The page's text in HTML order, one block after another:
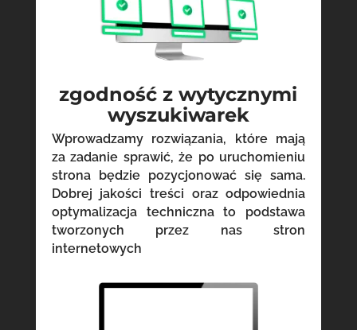
zgodność z wytycznymi
wyszukiwarek
Wprowadzamy rozwiązania, które mają
za zadanie sprawić, że po uruchomieniu
strona będzie pozycjonować się sama.
Dobrej jakości treści oraz odpowiednia
optymalizacja techniczna to podstawa
tworzonych przez nas stron
internetowych